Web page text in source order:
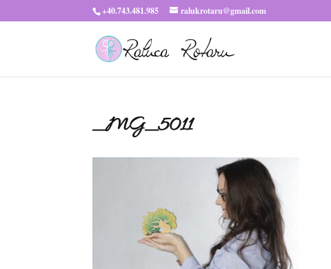
+40.743.481.985 ralukrotaru@gmail.com
_MG_5011